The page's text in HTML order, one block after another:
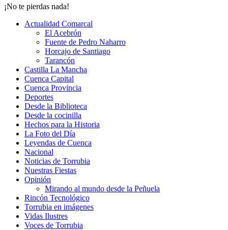
¡No te pierdas nada!
Actualidad Comarcal
El Acebrón
Fuente de Pedro Naharro
Horcajo de Santiago
Tarancón
Castilla La Mancha
Cuenca Capital
Cuenca Provincia
Deportes
Desde la Biblioteca
Desde la cocinilla
Hechos para la Historia
La Foto del Día
Leyendas de Cuenca
Nacional
Noticias de Torrubia
Nuestras Fiestas
Opinión
Mirando al mundo desde la Peñuela
Rincón Tecnológico
Torrubia en imágenes
Vidas Ilustres
Voces de Torrubia